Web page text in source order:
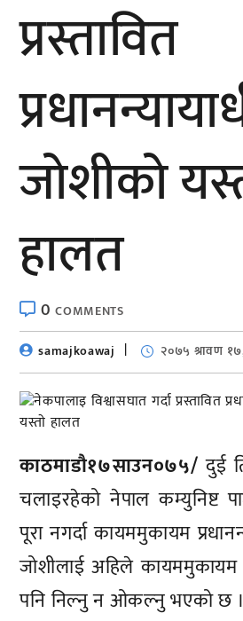
प्रस्तावित
जाेशीकाे
हालत
0COMMENTS
samajkoawaj
२०७५ श्रावण
काठमाडौ१७साउन०७५/ दुई
चलाइरहेको नेपाल कम्युनिष्ट
पूरा नगर्दा कायममुकायम
जोशीलाई अहिले कायममुकायम
पनि निल्नु न ओकल्नु भएको छ ।